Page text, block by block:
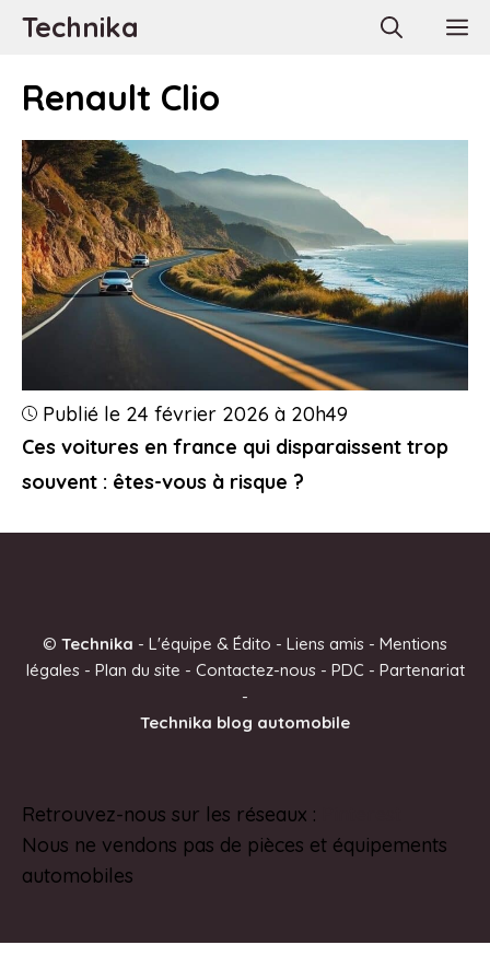
AllerTechnika
Renault Clio
Ces voitures en france qui disparaissent trop
souvent : êtes-vous à risque ?
Publié le 24 février 2026 à 20h49
© Technika - L'équipe & Édito - Liens amis - Mentions
légales- Plan du site - Contactez-nous- PDC - Partenariat
-
Technika blog automobile
Retrouvez-nous sur les réseaux :
Nous ne vendons pas de pièces et équipements
automobiles